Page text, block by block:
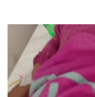
आकाशीय
बिजली
गिरने